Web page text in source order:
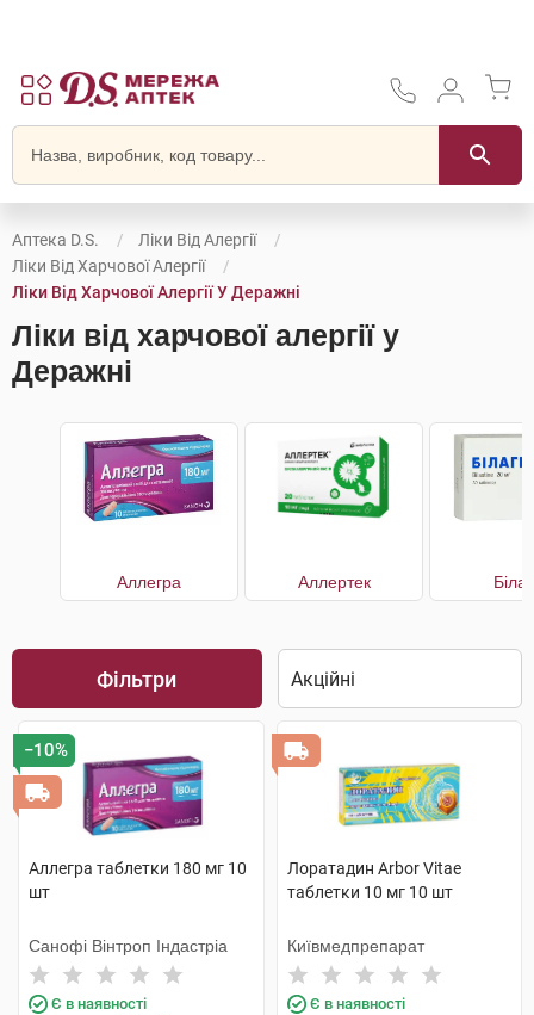
Аптека D.S.
Ліки Від Алергії
Ліки Від Харчової Алергії
Ліки Від Харчової Алергії У Деражні
Ліки від харчової алергії у
Деражні
Аллегра Аллертек
Фільтри
−10%
Аллегра таблетки 180 мг 10
шт
Санофі Вінтроп Індастріа
Є в наявності
Лоратадин Arbor Vitae
таблетки 10 мг 10 шт
Київмедпрепарат
Є в наявності